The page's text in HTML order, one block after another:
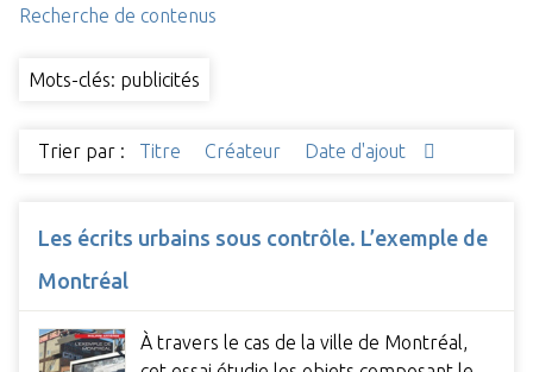
Recherche de contenus
Mots-clés: publicités
Trier par : Titre Créateur Date d'ajout
Les écrits urbains sous contrôle. L’exemple de
Montréal
À travers le cas de la ville de Montréal,